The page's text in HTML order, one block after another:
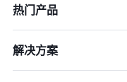
热门产品
解决方案